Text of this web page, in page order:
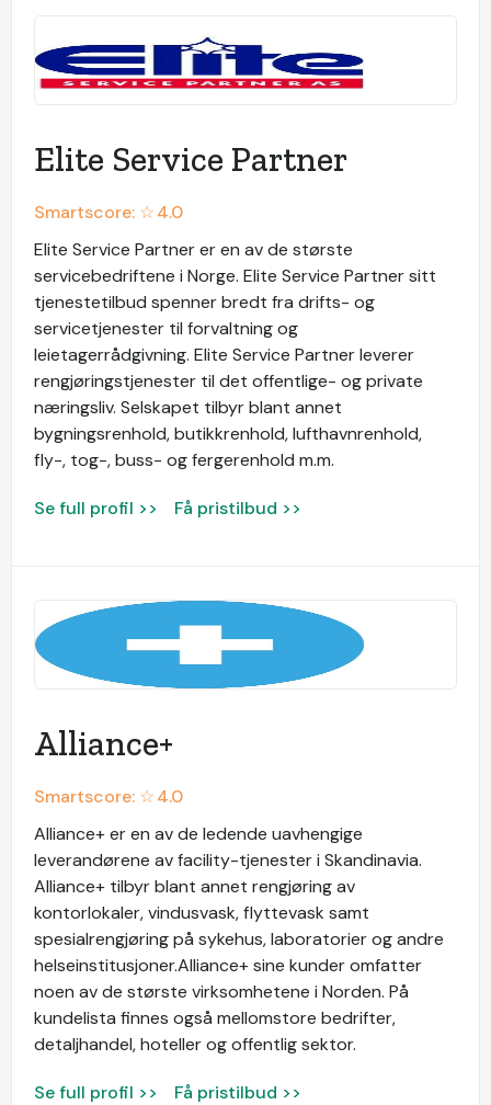
Elite Service Partner
Smartscore: ☆4.0
Elite Service Partner er en av de største
servicebedriftene i Norge. Elite Service Partner sitt
tjenestetilbud spenner bredt fra drifts- og
servicetjenester til forvaltning og
leietagerrådgivning. Elite Service Partner leverer
rengjøringstjenester til det offentlige- og private
næringsliv. Selskapet tilbyr blant annet
bygningsrenhold, butikkrenhold, lufthavnrenhold,
fly-, tog-, buss- og fergerenhold m.m.
Se full profil >> Få pristilbud >>
Alliance+
Smartscore: ☆4.0
Alliance+ er en av de ledende uavhengige
leverandørene av facility-tjenester i Skandinavia.
Alliance+ tilbyr blant annet rengjøring av
kontorlokaler, vindusvask, flyttevask samt
spesialrengjøring på sykehus, laboratorier og andre
helseinstitusjoner.Alliance+ sine kunder omfatter
noen av de største virksomhetene i Norden. På
kundelista finnes også mellomstore bedrifter,
detaljhandel, hoteller og offentlig sektor.
Se full profil >> Få pristilbud >>